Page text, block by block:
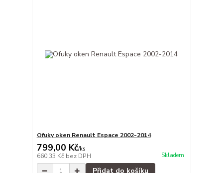
Ofuky oken Renault Espace 2002-2014
799,00 Kč/ks
660,33 Kč bez DPH Skladem
Přidat do košíku